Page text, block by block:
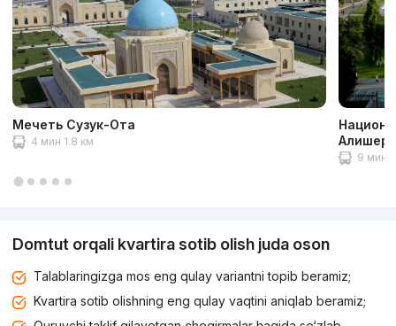
Мечеть Сузук-Ота
4 мин 1.8 км
9 мин
Domtut orqali kvartira sotib olish juda oson
Talablaringizga mos eng qulay variantni topib beramiz;
Kvartira sotib olishning eng qulay vaqtini aniqlab beramiz;